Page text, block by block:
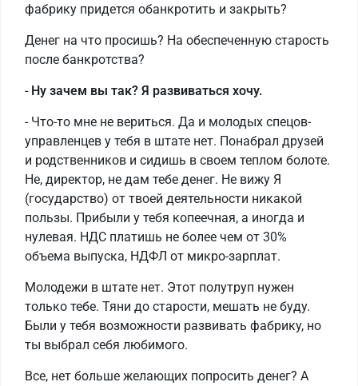
фабрику придется обанкротить и закрыть?
Денег на что просишь? На обеспеченную старость
после банкротства?
-Ну зачем вы так? Я развиваться хочу.
- Что-то мне не вериться. Да и молодых спецов-
управленцев у тебя в штате нет. Понабрал друзей
и родственников и сидишь в своем теплом болоте.
Не, директор, не дам тебе денег. Не вижу Я
(государство) от твоей деятельности никакой
пользы. Прибыли у тебя копеечная, а иногда и
нулевая. НДС платишь не более чем от 30%
объема выпуска, НДФЛ от микро-зарплат.
Молодежи в штате нет. Этот полутруп нужен
только тебе. Тяни до старости, мешать не буду.
Были у тебя возможности развивать фабрику, но
ты выбрал себя любимого.
Все, нет больше желающих попросить денег? А